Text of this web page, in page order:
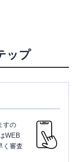
ップ
すの
WEB
く審査